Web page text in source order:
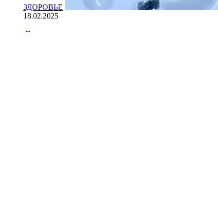
ЗДОРОВЬЕ
18.02.2025
Йогурт против рака: научные